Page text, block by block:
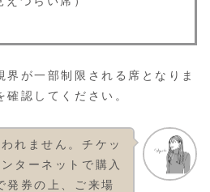
が一部制限される席となりま
認してください。
れません。​チケッ
ターネットで購入
発券の上、ご来場